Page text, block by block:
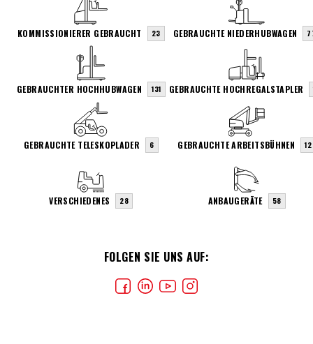
FOLGEN SIE UNS AUF:
KOMMISSIONIERER GEBRAUCHT 23 GEBRAUCHTE NIEDERHUBWAGEN
GEBRAUCHTER HOCHHUBWAGEN 131 GEBRAUCHTE HOCHREGALSTAPLER
GEBRAUCHTE TELESKOPLADER 6 GEBRAUCHTE ARBEITSBÜHNEN 12
VERSCHIEDENES 28 ANBAUGERÄTE 58